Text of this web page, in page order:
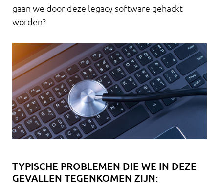
gaan we door deze legacy software gehackt
worden?
TYPISCHE PROBLEMEN DIE WE IN DEZE
GEVALLEN TEGENKOMEN ZIJN: